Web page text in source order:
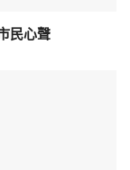
民心聲